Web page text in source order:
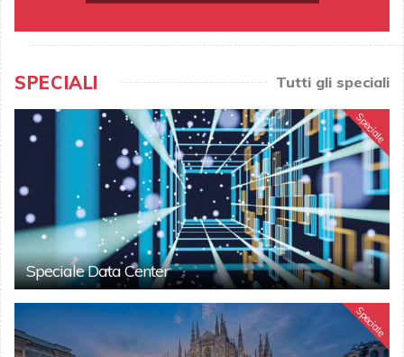
SPECIALI Tutti gli speciali
Speciale
Speciale Data Center
Speciale